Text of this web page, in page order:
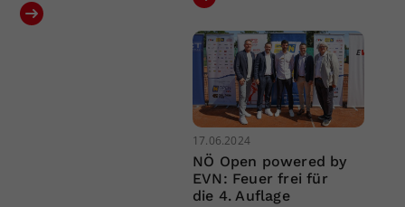
17.06.2024
NÖ Open powered by
EVN: Feuer frei für
die 4. Auflage